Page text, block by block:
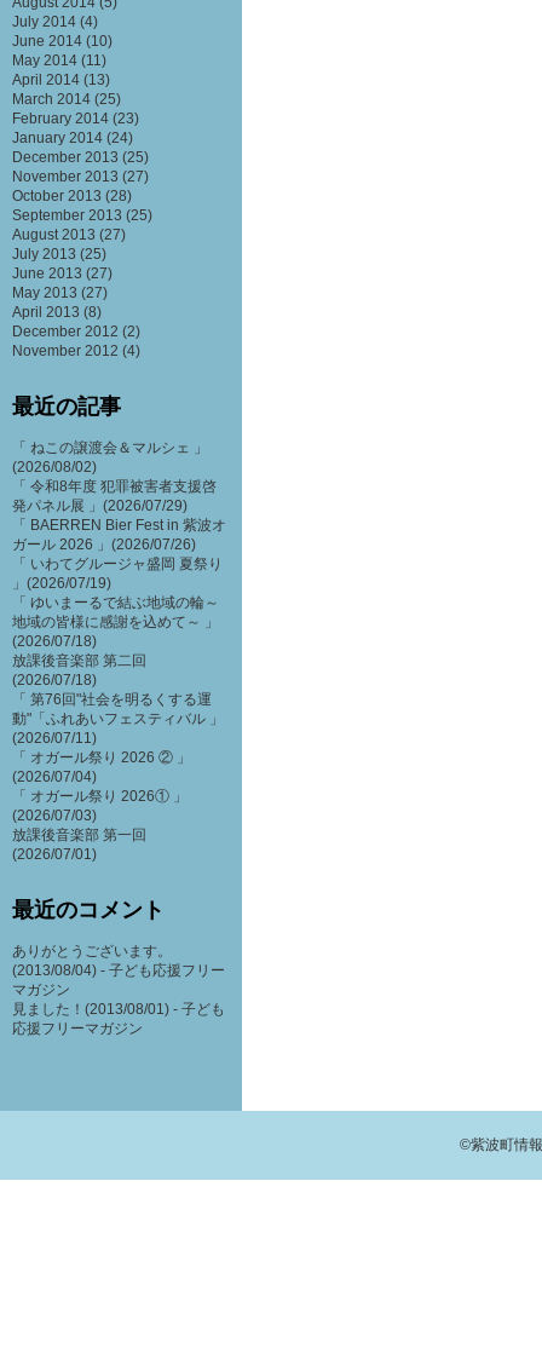
July 2014 (4)
June 2014 (10)
May 2014 (11)
April 2014 (13)
March 2014 (25)
February 2014 (23)
January 2014 (24)
December 2013 (25)
November 2013 (27)
October 2013 (28)
September 2013 (25)
August 2013 (27)
July 2013 (25)
June 2013 (27)
May 2013 (27)
April 2013 (8)
December 2012 (2)
November 2012 (4)
最近の記事
「 ねこの譲渡会＆マルシェ 」
(2026/08/02)
「 令和8年度 犯罪被害者支援啓
発パネル展 」(2026/07/29)
「 BAERREN Bier Fest in 紫波オ
ガール 2026 」(2026/07/26)
「 いわてグルージャ盛岡 夏祭り
」(2026/07/19)
「 ゆいまーるで結ぶ地域の輪～
地域の皆様に感謝を込めて～ 」
(2026/07/18)
放課後音楽部 第二回
(2026/07/18)
「 第76回"社会を明るくする運
動"「ふれあいフェスティバル 」
(2026/07/11)
「 オガール祭り 2026 ② 」
(2026/07/04)
「 オガール祭り 2026① 」
(2026/07/03)
放課後音楽部 第一回
(2026/07/01)
最近のコメント
ありがとうございます。
(2013/08/04) - 子ども応援フリー
マガジン
見ました！(2013/08/01) - 子ども
応援フリーマガジン
©紫波町情